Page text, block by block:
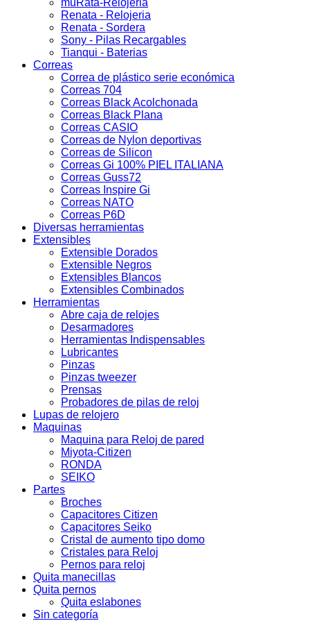
Renata - Relojeria
Renata - Sordera
Sony - Pilas Recargables
Tianqui - Baterias
Correas
Correa de plástico serie económica
Correas 704
Correas Black Acolchonada
Correas Black Plana
Correas CASIO
Correas de Nylon deportivas
Correas de Silicon
Correas Gi 100% PIEL ITALIANA
Correas Guss72
Correas Inspire Gi
Correas NATO
Correas P6D
Diversas herramientas
Extensibles
Extensible Dorados
Extensible Negros
Extensibles Blancos
Extensibles Combinados
Herramientas
Abre caja de relojes
Desarmadores
Herramientas Indispensables
Lubricantes
Pinzas
Pinzas tweezer
Prensas
Probadores de pilas de reloj
Lupas de relojero
Maquinas
Maquina para Reloj de pared
Miyota-Citizen
RONDA
SEIKO
Partes
Broches
Capacitores Citizen
Capacitores Seiko
Cristal de aumento tipo domo
Cristales para Reloj
Pernos para reloj
Quita manecillas
Quita pernos
Quita eslabones
Sin categoría